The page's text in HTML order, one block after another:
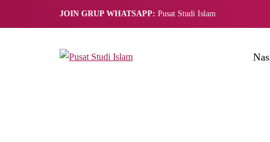
JOIN GRUP WHATSAPP: Pusat Studi Islam